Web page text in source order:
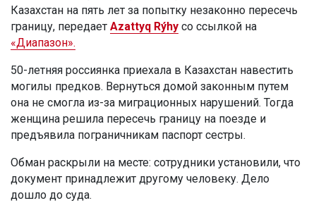
Казахстан на пять лет за попытку незаконно пересечь
границу, передает Azattyq Rýhy со ссылкой на
«Диапазон».
50-летняя россиянка приехала в Казахстан навестить
могилы предков. Вернуться домой законным путем
она не смогла из-за миграционных нарушений. Тогда
женщина решила пересечь границу на поезде и
предъявила пограничникам паспорт сестры.
Обман раскрыли на месте: сотрудники установили, что
документ принадлежит другому человеку. Дело
дошло до суда.